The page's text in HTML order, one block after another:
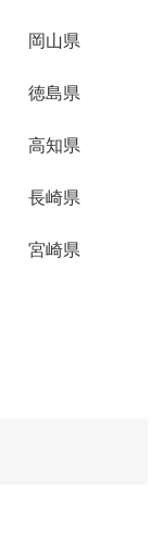
岡山県
徳島県
高知県
長崎県
宮崎県